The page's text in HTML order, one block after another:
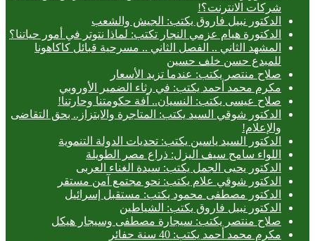
شركات الانترنت؟!
الدكتور نبيل فاروق يكتب: الجيش والشعب
الدكتورة هيام عزمي النجار تكتب: لماذا نتوتر في أمور حياتنا؟
المشهد الثاني .. الفصل الثاني .. مسرحية قبائل كاكاهونا
للمبدع حسن خلف حسين
صلاح منتصر يكتب: عندما تزيد الأسعار
مكرم محمد أحمد يكتب: في رثاء الضمير الأوروبي
صلاح عيسى يكتب: النسيان.. آفة حكومتنا وحارتنا!
الدكتور شوقي السيد يكتب: المتاجرة والابتزاز.. بحق التقاضى
والإعلام!
الدكتور السيد ياسين يكتب: تحديات الدولة التنموية
اللواء سامح سيف اليزل: ذراع مصر الطويلة
الدكتور يحيى الجمل يكتب: سيدة الغناء العربى
الدكتور شوقي علام يكتب: نحو مجتمع آمن مستقر
الدكتور مصطفى محمود يكتب: مستقبل إسرائيل
الدكتور نبيل فاروق يكتب: الشياطين
صلاح منتصر يكتب: سيجارة مصطفى وسيجار هيكل
مكرم محمد أحمد يكتب: 40 سنة حفائر